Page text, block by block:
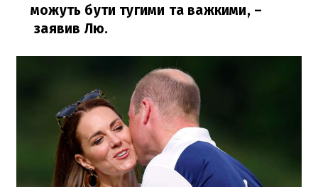
можуть бути тугими та важкими, –
заявив Лю.